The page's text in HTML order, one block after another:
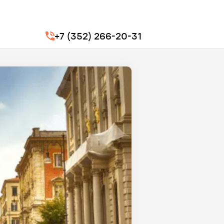
+7 (352) 266-20-31